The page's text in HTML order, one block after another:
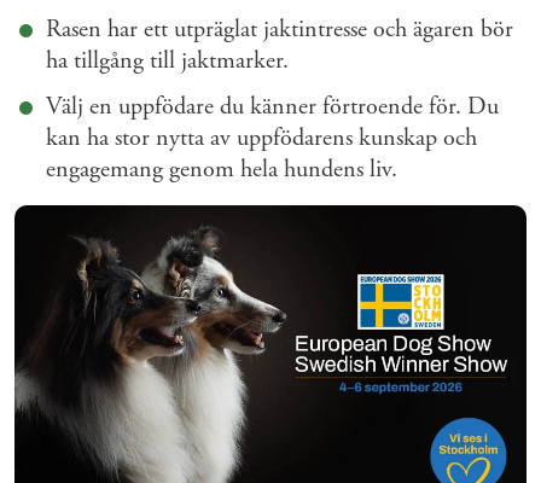
Rasen har ett utpräglat jaktintresse och ägaren bör
ha tillgång till jaktmarker.
Välj en uppfödare du känner förtroende för. Du
kan ha stor nytta av uppfödarens kunskap och
engagemang genom hela hundens liv.